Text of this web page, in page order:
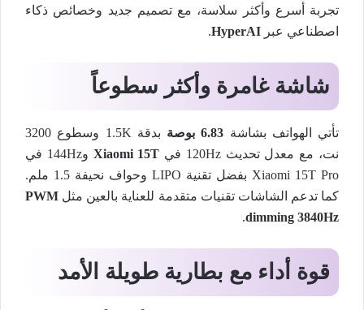
تجربة أسرع وأكثر سلاسة، مع تصميم جديد وخصائص ذكاء
اصطناعي عبر HyperAI
.
شاشة غامرة وأكثر سطوعاً
تأتي الهواتف بشاشة 6.83 بوصة
بدقة 1.5K وسطوع 3200
نت، مع معدل تحديث 120Hz في
Xiaomi 15T
و144Hz في
Xiaomi 15T Pro بفضل تقنية LIPO وحواف نحيفة 1.5 ملم.
كما تدعم الشاشات تقنيات متقدمة للعناية بالعين مثل PWM
dimming 3840Hz
.
قوة أداء مع بطارية طويلة الأمد